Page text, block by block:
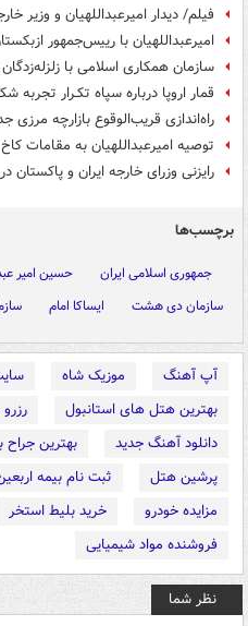
فیلم/ دیدار امیرعبداللهیان و وزیر
امیرعبداللهیان با رییس‌جمهور
سازمان همکاری اسلامی با
قمار اروپا درباره سپاه تکـرار
راه‌اندازی قریب‌الوقوع بازارچه مرزی
توصیه امیرعبداللهیان به مقامات
رایزنی وزرای خارجه ایران و پاکستان
برچسب‌ها
جمهوری اسلامی ایران حسین امیر
سازمان دی هشت
ایساکا امام
آپ آهنگ موزیک شاه
بهترین هتل های استانبول
دانلود آهنگ جدید
بهترین جراح
پرشین هتل
ثبت نام بیمه
مزایده خودرو
خرید بلیط استخر
فروشنده مواد شیمیایی
نظر شما